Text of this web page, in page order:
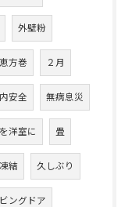
外壁粉
恵方巻 ２月
安全 無病息災
洋室に 畳
凍結 久しぶり
ングドア